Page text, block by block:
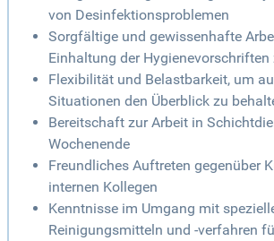
von Desinfektionsproblemen
Sorgfältige und gewissenhafte
Einhaltung der Hygienevorschriften
Flexibilität und Belastbarkeit, um
Situationen den Überblick zu
Bereitschaft zur Arbeit in
Wochenende
Freundliches Auftreten gegenüber
internen Kollegen
Kenntnisse im Umgang mit
Reinigungsmitteln und -verfahren